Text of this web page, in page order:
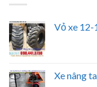
Vỏ xe
Xe nâng